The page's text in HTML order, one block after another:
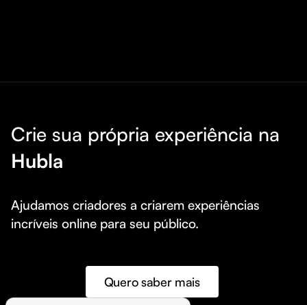
Crie sua própria experiência na
Hubla
Ajudamos criadores a criarem experiências
incríveis online para seu público.
Quero saber mais